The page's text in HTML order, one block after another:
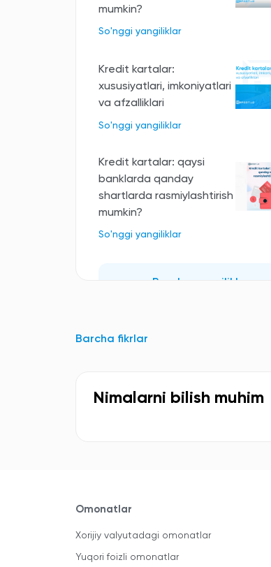
mumkin?
So'nggi yangiliklar
Kredit kartalar:
xususiyatlari, imkoniyatlari
va afzalliklari
So'nggi yangiliklar
Kredit kartalar: qaysi
banklarda qanday
shartlarda rasmiylashtirish
mumkin?
So'nggi yangiliklar
Barcha yangiliklar
Barcha fikrlar
Nimalarni bilish muhim
Omonatlar
Xorijiy valyutadagi omonatlar
Yuqori foizli omonatlar